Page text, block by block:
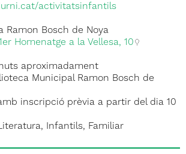
activitatsinfantils
Ramon Bosch de Noya
Homenatge a la Vellesa, 10
aproximadament
Municipal Ramon Bosch de
inscripció prèvia a partir del dia 10
Infantils, Familiar